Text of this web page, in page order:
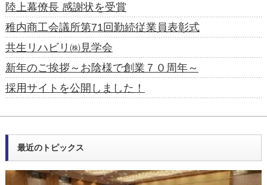
陸上幕僚長 感謝状を受賞
稚内商工会議所第71回勤続従業員表彰式
共生リハビリ㈱見学会
新年のご挨拶～お陰様で創業７０周年～
採用サイトを公開しました！
最近のトピックス